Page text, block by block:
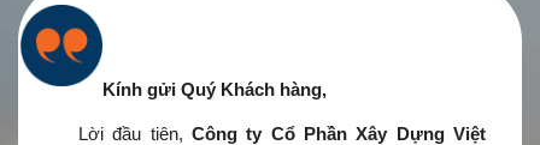
Kính gửi Quý Khách hàng,
Lời đầu tiên, Công ty Cổ Phần Xây Dựng Việt